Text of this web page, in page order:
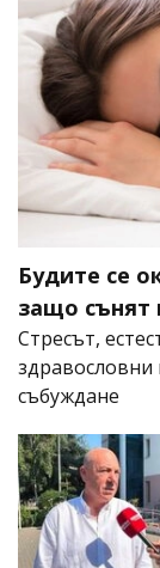
Будите се
защо сънят
Стресът,
здравословни
събуждане